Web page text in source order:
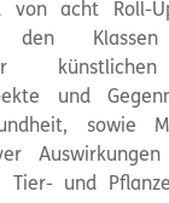
von acht Roll-
den Klassen
künstlichen
und
sowie
Tier- und